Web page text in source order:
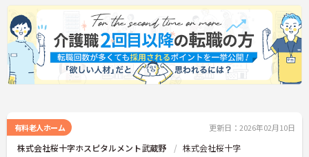
有料老人ホーム 更新日：2026年02月10日
株式会社桜十字ホスピタルメント武蔵野 株式会社桜十字